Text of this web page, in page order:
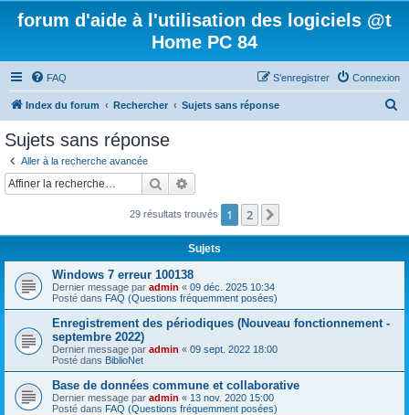
forum d'aide à l'utilisation des logiciels @t
Home PC 84
FAQ Connexion
S’enregistrer
Index du forum Rechercher Sujets sans réponse
c
Sujets sans réponse
Aller à la recherche avancée
Rechercher
29 résultats trouvés 1 2
Sujets
Windows 7 erreur 100138
Dernier message par admin « 09 déc. 2025 10:34
Posté dans FAQ (Questions fréquemment posées)
Enregistrement des périodiques (Nouveau fonctionnement -
septembre 2022)
Dernier message par admin « 09 sept. 2022 18:00
Posté dans BiblioNet
Base de données commune et collaborative
Dernier message par admin « 13 nov. 2020 15:00
Posté dans FAQ (Questions fréquemment posées)